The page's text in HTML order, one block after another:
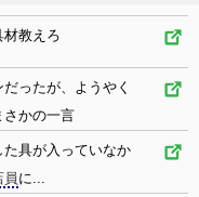
材教えろ
ったが、ようやく
さかの一言
た具が入っていなか
員 に...